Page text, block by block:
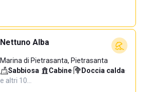
Nettuno Alba
Marina di Pietrasanta, Pietrasanta
Sabbiosa· Cabine· Doccia calda·
e altri 10…